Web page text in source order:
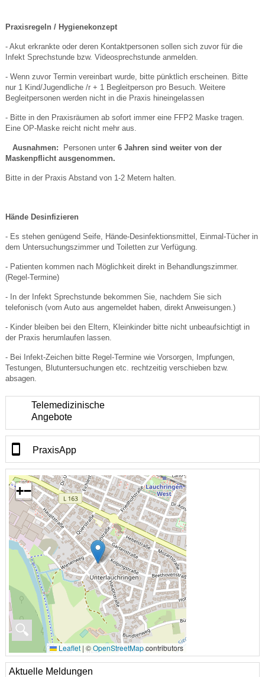
Praxisregeln / Hygienekonzept
- Akut erkrankte oder deren Kontaktpersonen sollen sich zuvor für die
Infekt Sprechstunde bzw. Videosprechstunde anmelden.
- Wenn zuvor Termin vereinbart wurde, bitte pünktlich erscheinen. Bitte
nur 1 Kind/Jugendliche /r + 1 Begleitperson pro Besuch. Weitere
Begleitpersonen werden nicht in die Praxis hineingelassen
- Bitte in den Praxisräumen ab sofort immer eine FFP2 Maske tragen.
Eine OP-Maske reicht nicht mehr aus.
Ausnahmen: Personen unter 6 Jahren sind weiter von der
Maskenpflicht ausgenommen.
Bitte in der Praxis Abstand von 1-2 Metern halten.
Hände Desinfizieren
- Es stehen genügend Seife, Hände-Desinfektionsmittel, Einmal-Tücher in
dem Untersuchungszimmer und Toiletten zur Verfügung.
- Patienten kommen nach Möglichkeit direkt in Behandlungszimmer.
(Regel-Termine)
- In der Infekt Sprechstunde bekommen Sie, nachdem Sie sich
telefonisch (vom Auto aus angemeldet haben, direkt Anweisungen.)
- Kinder bleiben bei den Eltern, Kleinkinder bitte nicht unbeaufsichtigt in
der Praxis herumlaufen lassen.
- Bei Infekt-Zeichen bitte Regel-Termine wie Vorsorgen, Impfungen,
Testungen, Blutuntersuchungen etc. rechtzeitig verschieben bzw.
absagen.
Telemedizinische
Angebote
PraxisApp
🔍
+−
Leaflet | ©OpenStreetMapcontributors
Aktuelle Meldungen